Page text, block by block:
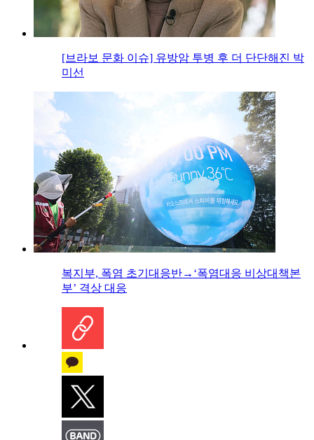
[브라보 문화 이슈] 유방암 투병 후 더 단단해진 박
미선
복지부, 폭염 초기대응반→‘폭염대응 비상대책본
부’ 격상 대응